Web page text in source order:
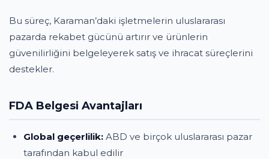
Bu süreç, Karaman’daki işletmelerin uluslararası
pazarda rekabet gücünü artırır ve ürünlerin
güvenilirliğini belgeleyerek satış ve ihracat süreçlerini
destekler.
FDA Belgesi Avantajları
Global geçerlilik: ABD ve birçok uluslararası pazar
tarafından kabul edilir